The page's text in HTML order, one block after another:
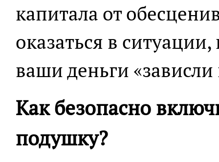
капитала от
оказаться в
ваши деньги
Как безопасно
подушку?